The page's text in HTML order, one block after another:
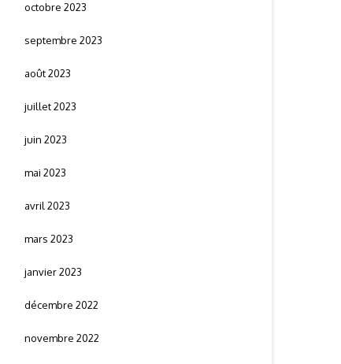
octobre 2023
septembre 2023
août 2023
juillet 2023
juin 2023
mai 2023
avril 2023
mars 2023
janvier 2023
décembre 2022
novembre 2022